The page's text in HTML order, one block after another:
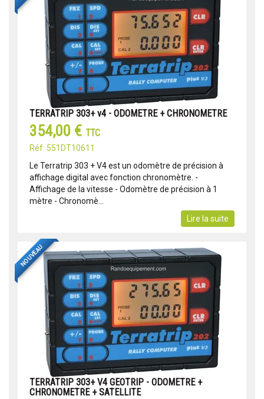
TERRATRIP 303+ v4 - ODOMETRE + CHRONOMETRE
354,00 € TTC
Réf: 551DT10611
Le Terratrip 303 + V4 est un odomètre de précision à
affichage digital avec fonction chronomètre. -
Affichage de la vitesse - Odomètre de précision à 1
mètre - Chronomè...
Lire la suite
NOUVEAU
TERRATRIP 303+ V4 GEOTRIP - ODOMETRE +
CHRONOMETRE + SATELLITE